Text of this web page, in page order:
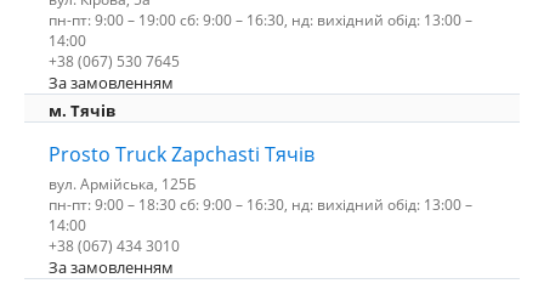
пн-пт: 9:00 – 19:00 сб: 9:00 – 16:30, нд: вихідний обід: 13:00 –
14:00
+38 (067) 530 7645
За замовленням
м. Тячів
Prosto Truck Zapchasti Тячів
вул. Армійська, 125Б
пн-пт: 9:00 – 18:30 сб: 9:00 – 16:30, нд: вихідний обід: 13:00 –
14:00
+38 (067) 434 3010
За замовленням